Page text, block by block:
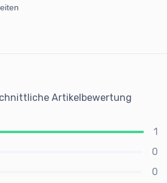
Artikelbewertung
1
0
0